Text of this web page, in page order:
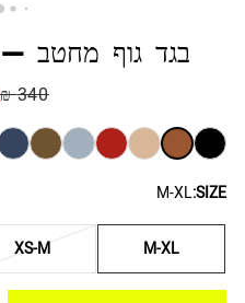
בגד גוף מחטב
340 ₪
SIZE:
M-XL
M-XL
XS-M